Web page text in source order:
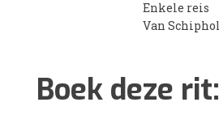
Enkele reis
Van Schiphol
Boek deze rit: